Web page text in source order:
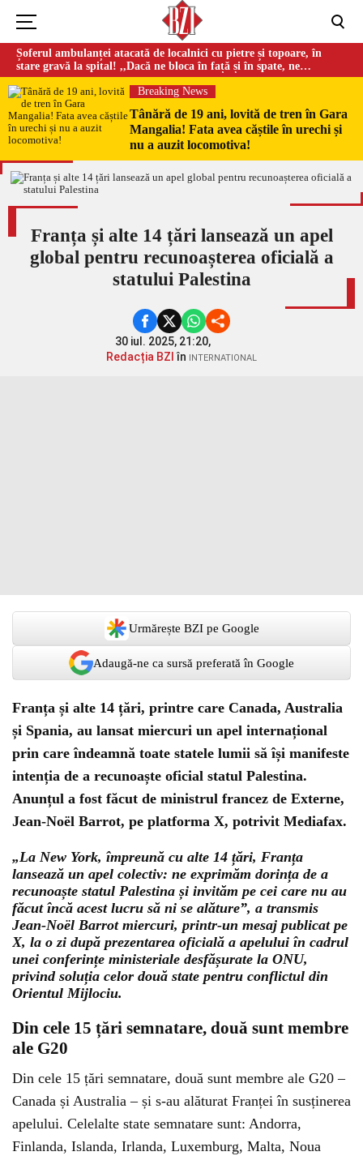
Șoferul ambulanței atacată de localnici cu pietre și topoare, în
stare gravă la spital! ,,Dacă ne bloca în față și în spate, ne
omorau…”
Breaking News
Tânără de 19 ani, lovită de tren în Gara
Mangalia! Fata avea căștile în urechi și
nu a auzit locomotiva!
Franța și alte 14 țări lansează un apel
global pentru recunoașterea oficială a
statului Palestina
30 iul. 2025, 21:20,
Redacția BZI în INTERNATIONAL
Urmărește BZI pe Google
Adaugă-ne ca sursă preferată în Google
Franța și alte 14 țări, printre care Canada, Australia
și Spania, au lansat miercuri un apel internațional
prin care îndeamnă toate statele lumii să își manifeste
intenția de a recunoaște oficial statul Palestina.
Anunțul a fost făcut de ministrul francez de Externe,
Jean-Noël Barrot, pe platforma X, potrivit Mediafax.
„La New York, împreună cu alte 14 țări, Franța
lansează un apel colectiv: ne exprimăm dorința de a
recunoaște statul Palestina și invităm pe cei care nu au
făcut încă acest lucru să ni se alăture”, a transmis
Jean-Noël Barrot miercuri, printr-un mesaj publicat pe
X, la o zi după prezentarea oficială a apelului în cadrul
unei conferințe ministeriale desfășurate la ONU,
privind soluția celor două state pentru conflictul din
Orientul Mijlociu.
Din cele 15 țări semnatare, două sunt membre
ale G20
Din cele 15 țări semnatare, două sunt membre ale G20 –
Canada și Australia – și s-au alăturat Franței în susținerea
apelului. Celelalte state semnatare sunt: Andorra,
Finlanda, Islanda, Irlanda, Luxemburg, Malta, Noua